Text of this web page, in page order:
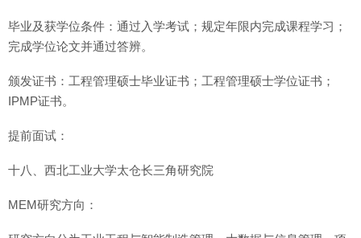
毕业及获学位条件：通过入学考试；规定年限内完成课程学习；
完成学位论文并通过答辨。
颁发证书：工程管理硕士毕业证书；工程管理硕士学位证书；
IPMP证书。
提前面试：
十八、西北工业大学太仓长三角研究院
MEM研究方向：